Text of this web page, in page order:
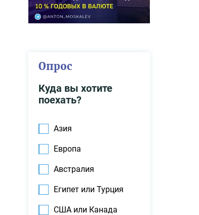
Опрос
Куда вы хотите
поехать?
Азия
Европа
Австралия
Египет или Турция
США или Канада